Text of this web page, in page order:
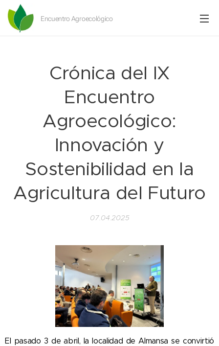
Encuentro Agroecológico
Crónica del IX
Encuentro
Agroecológico:
Innovación y
Sostenibilidad en la
Agricultura del Futuro
07.04.2025
El pasado 3 de abril, la localidad de Almansa se convirtió